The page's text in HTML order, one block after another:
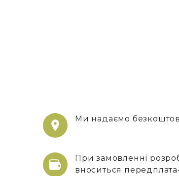
Ми надаємо
При замовленні
вноситься